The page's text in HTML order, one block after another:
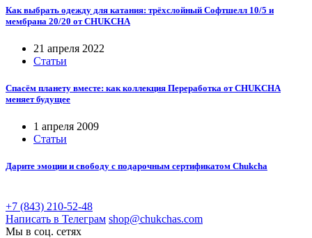
Как выбрать одежду для катания: трёхслойный Софтшелл 10/5 и
мембрана 20/20 от CHUKCHA
21 апреля 2022
Статьи
Спасём планету вместе: как коллекция Переработка от CHUKCHA
меняет будущее
1 апреля 2009
Статьи
Дарите эмоции и свободу с подарочным сертификатом Chukcha
+7 (843) 210-52-48
Написать в Телеграм shop@chukchas.com
Мы в соц. сетях